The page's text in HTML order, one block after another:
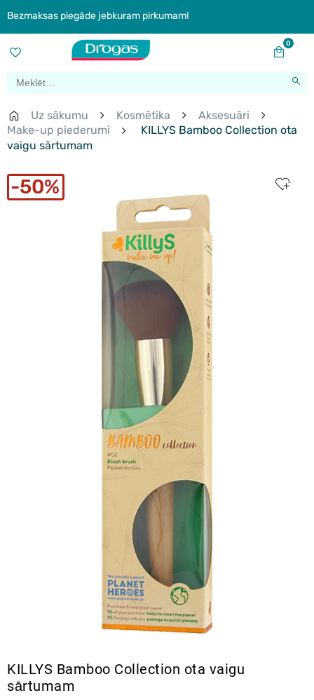
Bezmaksas piegāde jebkuram pirkumam!
0
Uz sākumu Kosmētika
Aksesuāri
Make-up piederumi
KILLYS Bamboo Collection ota
vaigu sārtumam
50%
KILLYS Bamboo Collection ota vaigu
sārtumam